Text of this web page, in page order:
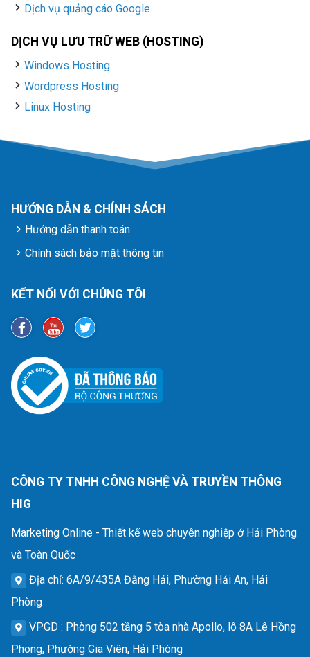
Dịch vụ quảng cáo Google
DỊCH VỤ LƯU TRỮ WEB (HOSTING)
Windows Hosting
Wordpress Hosting
Linux Hosting
HƯỚNG DẪN & CHÍNH SÁCH
Hướng dẫn thanh toán
Chính sách bảo mật thông tin
KẾT NỐI VỚI CHÚNG TÔI
CÔNG TY TNHH CÔNG NGHỆ VÀ TRUYỀN THÔNG
HIG
Marketing Online - Thiết kế web chuyên nghiệp ở Hải Phòng
và Toàn Quốc
Địa chỉ: 6A/9/435A Đằng Hải, Phường Hải An, Hải
Phòng
VPGD : Phòng 502 tầng 5 tòa nhà Apollo, lô 8A Lê Hồng
Phong, Phường Gia Viên, Hải Phòng